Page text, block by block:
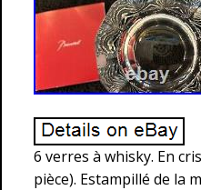
6 verres à whisky. En
pièce). Estampillé de la